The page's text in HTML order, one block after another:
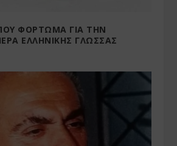
ΦΟΡΤΩΜΑ ΓΙΑ ΤΗΝ
ΕΛΛΗΝΙΚΗΣ ΓΛΩΣΣΑΣ